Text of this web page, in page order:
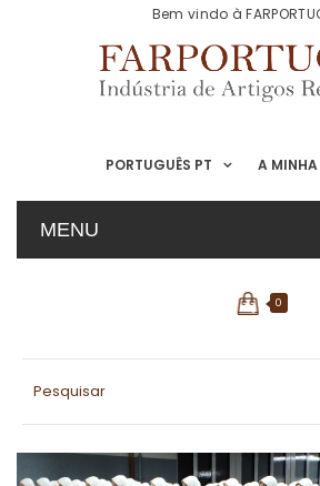
PORTUGUÊS PT
Bem vindo à
A
MENU
0